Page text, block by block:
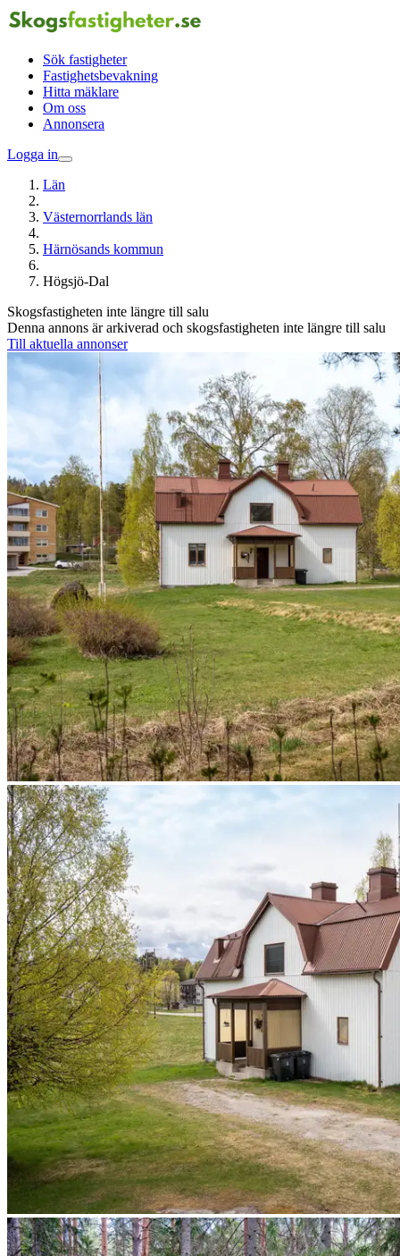
Sök fastigheter
Fastighetsbevakning
Hitta mäklare
Om oss
Annonsera
Logga in
Län
Västernorrlands län
Härnösands kommun
Högsjö-Dal
Skogsfastigheten inte längre till salu
Denna annons är arkiverad och skogsfastigheten inte längre till salu
Till aktuella annonser